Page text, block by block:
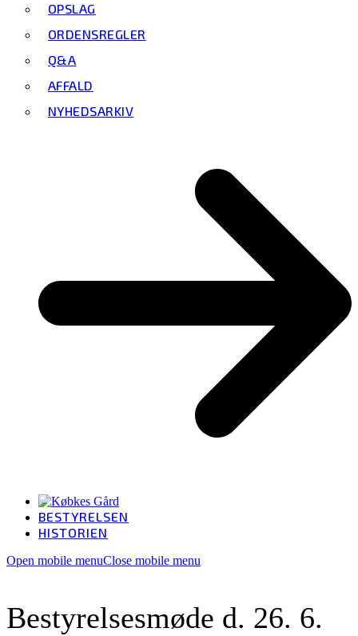
OPSLAG
ORDENSREGLER
Q&A
AFFALD
NYHEDSARKIV
BESTYRELSEN
HISTORIEN
Open mobile menuClose mobile menu
Bestyrelsesmøde d. 26. 6.